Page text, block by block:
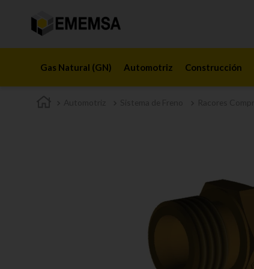
Gas Natural (GN) Automotriz Construcción